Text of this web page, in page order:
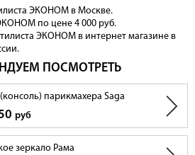
ЭКОНОМ в Москве.
по цене 4 000 руб.
ЭКОНОМ в интернет магазине в
ПОСМОТРЕТЬ
парикмахера Saga
руб
зеркало Рама